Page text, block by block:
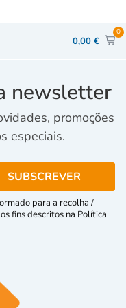
0,00 €
0
newsletter
promoções
especiais.
para a recolha /
fins descritos na Política